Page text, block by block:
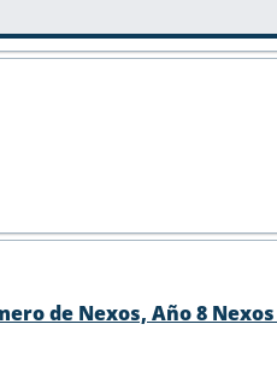
de Nexos, Año 8